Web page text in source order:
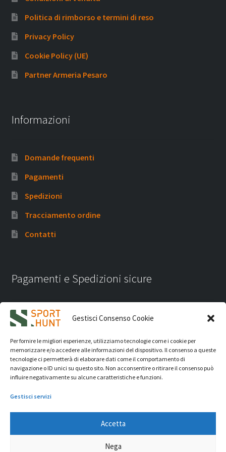
Gestisci Consenso Cookie
Per fornire le migliori esperienze, utilizziamo tecnologie come i cookie per
memorizzare e/o accedere alle informazioni del dispositivo. Il consenso a queste
tecnologie ci permetterà di elaborare dati come il comportamento di
navigazione o ID unici su questo sito. Non acconsentire o ritirare il consenso può
influire negativamente su alcune caratteristiche e funzioni.
Gestisci servizi
Accetta
Nega
Politica di rimborso e termini di reso
Privacy Policy
Cookie Policy (UE)
Partner Armeria Pesaro
Informazioni
Domande frequenti
Pagamenti
Spedizioni
Tracciamento ordine
Contatti
Pagamenti e Spedizioni sicure
iVision Communication S.r.l.- P.Iva 04233830407 - REA: RN
331582 Copyright 2026. Tutti i diritti riservati.